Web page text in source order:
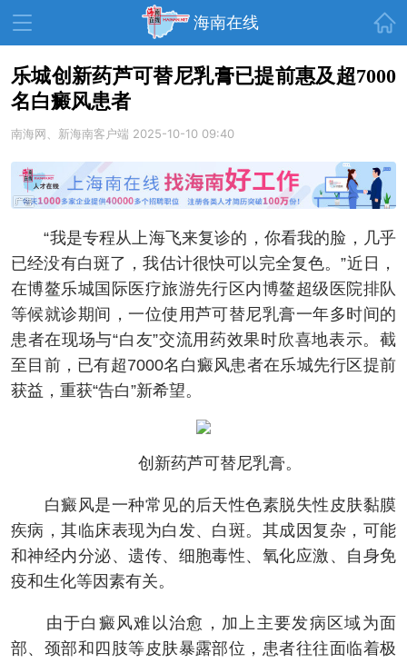
海南在线
资讯中心 热点
教育 健康 房产
生活 演出 活动
展会 走读海南 周末去哪儿
人才在线 天涯企服
乐城创新药芦可替尼乳膏已提前惠及超7000
名白癜风患者
南海网、新海南客户端 2025-10-10 09:40
“我是专程从上海飞来复诊的，你看我的脸，几乎
已经没有白斑了，我估计很快可以完全复色。”近日，
在博鳌乐城国际医疗旅游先行区内博鳌超级医院排队
等候就诊期间，一位使用芦可替尼乳膏一年多时间的
患者在现场与“白友”交流用药效果时欣喜地表示。截
至目前，已有超7000名白癜风患者在乐城先行区提前
获益，重获“告白”新希望。
创新药芦可替尼乳膏。
白癜风是一种常见的后天性色素脱失性皮肤黏膜
疾病，其临床表现为白发、白斑。其成因复杂，可能
和神经内分泌、遗传、细胞毒性、氧化应激、自身免
疫和生化等因素有关。
由于白癜风难以治愈，加上主要发病区域为面
部、颈部和四肢等皮肤暴露部位，患者往往面临着极